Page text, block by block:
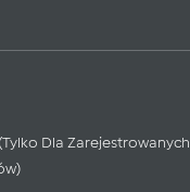
(tylko Dla Zarejestrowanych